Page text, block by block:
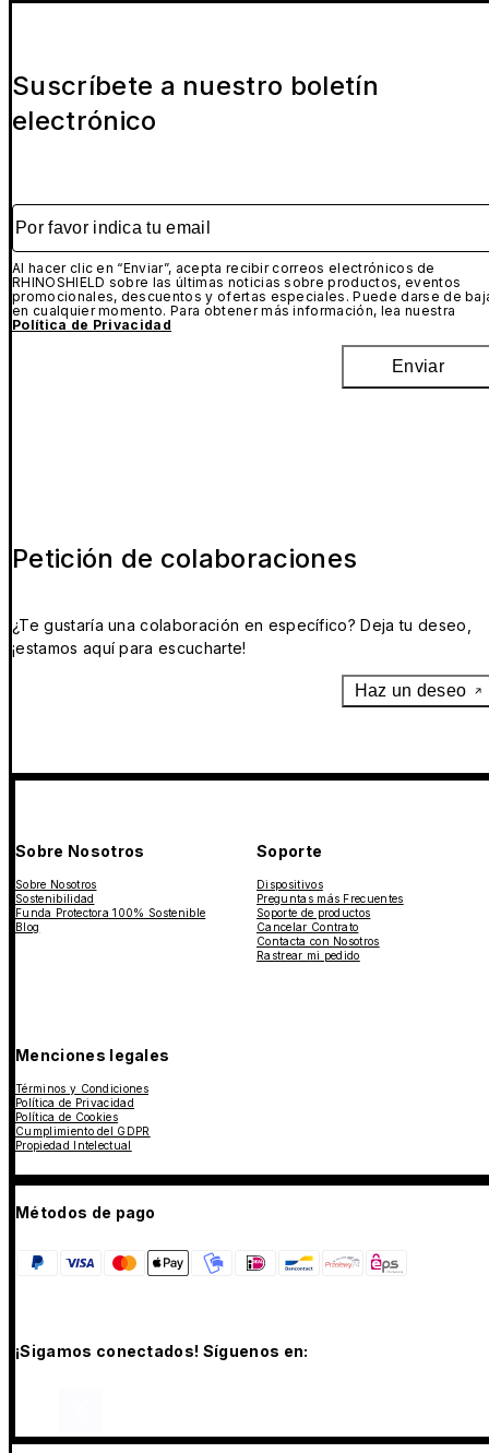
Suscríbete a nuestro boletín
electrónico
Por favor indica tu email
Al hacer clic en “Enviar”, acepta recibir correos electrónicos de
RHINOSHIELD sobre las últimas noticias sobre productos, eventos
promocionales, descuentos y ofertas especiales. Puede darse de
en cualquier momento. Para obtener más información, lea nuestra
Política de Privacidad
Enviar
Petición de colaboraciones
¿Te gustaría una colaboración en específico? Deja tu deseo,
¡estamos aquí para escucharte!
Haz un deseo
Sobre Nosotros
Sobre Nosotros
Sostenibilidad
Funda Protectora 100% Sostenible
Blog
Soporte
Dispositivos
Preguntas más Frecuentes
Soporte de productos
Cancelar Contrato
Contacta con Nosotros
Rastrear mi pedido
Menciones legales
Términos y Condiciones
Política de Privacidad
Política de Cookies
Cumplimiento del GDPR
Propiedad Intelectual
Métodos de pago
¡Sigamos conectados! Síguenos en: